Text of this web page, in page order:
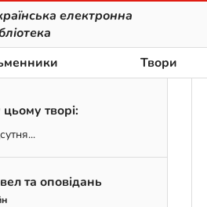
електронна
Твори
творі:
та оповідань